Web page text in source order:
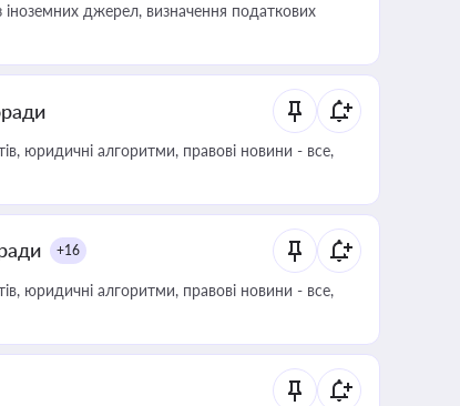
іноземних джерел, визначення податкових
юридичні алгоритми, правові новини - все,
+16
юридичні алгоритми, правові новини - все,